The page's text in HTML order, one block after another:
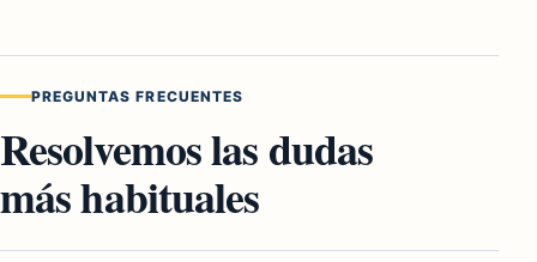
PREGUNTAS FRECUENTES
Resolvemos las dudas
más habituales